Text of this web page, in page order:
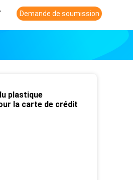
Demande de soumission
plastique
la carte de crédit